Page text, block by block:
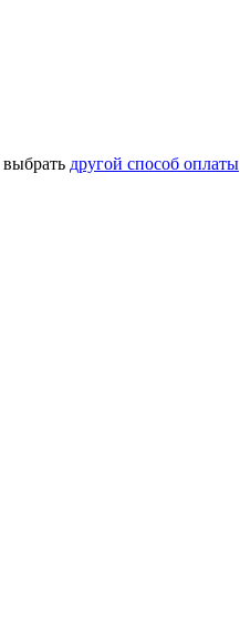
другой способ оплаты